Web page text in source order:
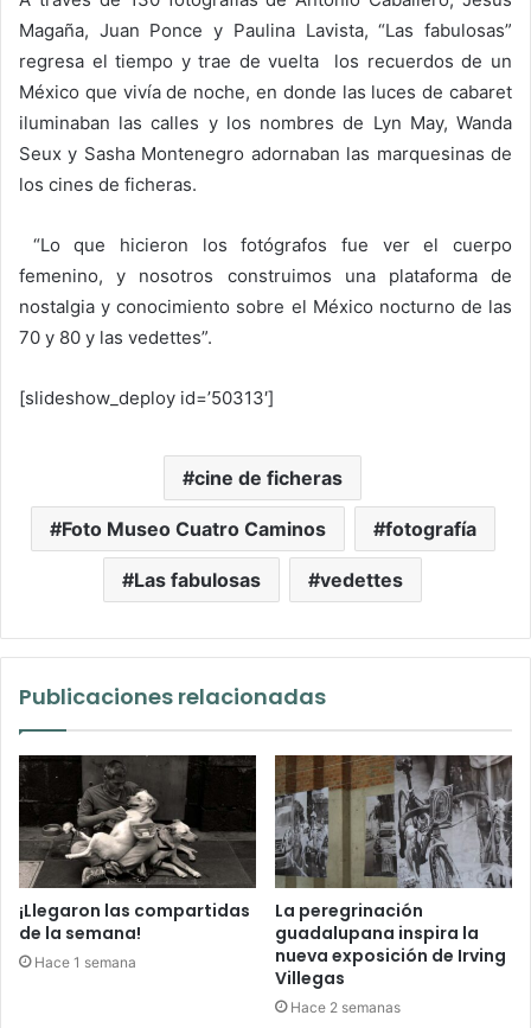
Magaña, Juan Ponce y Paulina Lavista, “Las fabulosas”
regresa el tiempo y trae de vuelta los recuerdos de un
México que vivía de noche, en donde las luces de cabaret
iluminaban las calles y los nombres de Lyn May, Wanda
Seux y Sasha Montenegro adornaban las marquesinas de
los cines de ficheras.
“Lo que hicieron los fotógrafos fue ver el cuerpo
femenino, y nosotros construimos una plataforma de
nostalgia y conocimiento sobre el México nocturno de las
70 y 80 y las vedettes”.
[slideshow_deploy id=’50313′]
cine de ficheras
Foto Museo Cuatro Caminos fotografía
Las fabulosas vedettes
Publicaciones relacionadas
¡Llegaron las compartidas
de la semana!
Hace 1 semana
La peregrinación
guadalupana inspira la
nueva exposición de Irving
Villegas
Hace 2 semanas